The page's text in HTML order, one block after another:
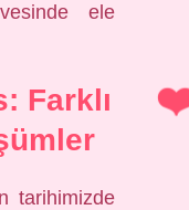
ele
Farklı
tarihimizde